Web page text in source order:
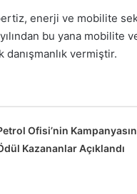
enerji ve mobilite
bu yana
vermiştir.
Ofisi’nin
Kazananlar Açıklandı